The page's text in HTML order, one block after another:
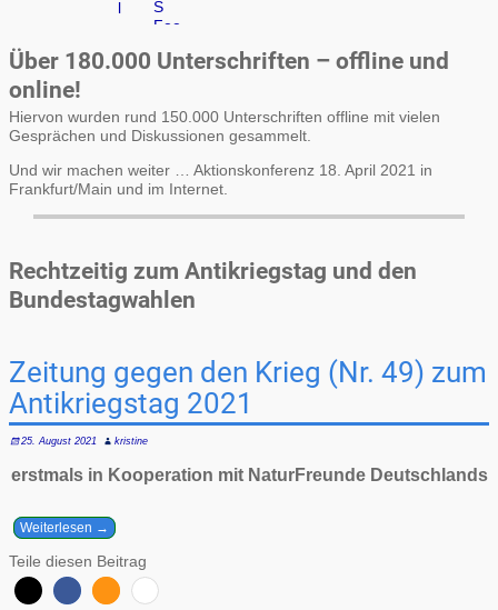
Über 180.000 Unterschriften – offline und
online!
Hiervon wurden rund 150.000 Unterschriften offline mit vielen
Gesprächen und Diskussionen gesammelt.
Und wir machen weiter … Aktionskonferenz 18. April 2021 in
Frankfurt/Main und im Internet.
Rechtzeitig zum Antikriegstag und den
Bundestagwahlen
Zeitung gegen den Krieg (Nr. 49) zum
Antikriegstag 2021
25. August 2021 kristine
erstmals in Kooperation mit NaturFreunde Deutschlands
Weiterlesen →
Teile diesen Beitrag